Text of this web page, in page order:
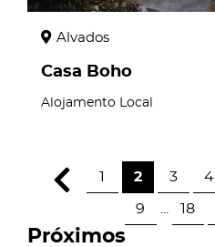
Alvados
Casa Boho
Alojamento Local
1 2 3 4
9 18
Próximos